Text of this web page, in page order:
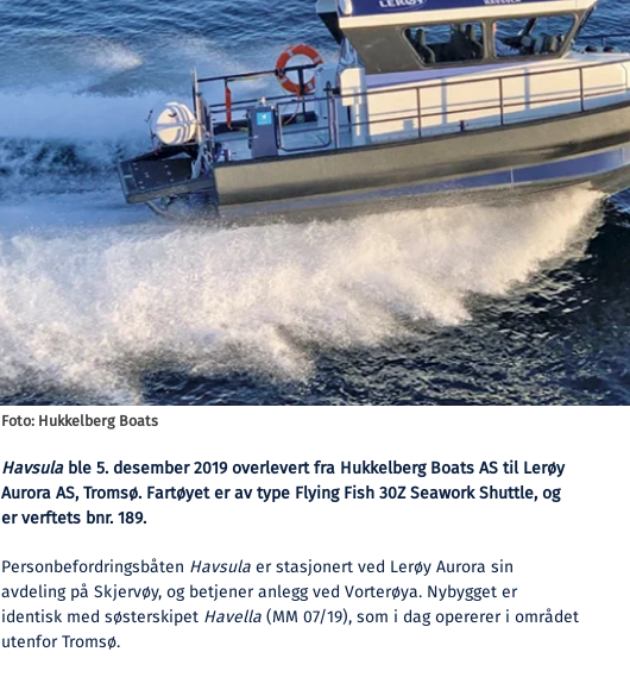
Foto: Hukkelberg Boats
Havsulable 5. desember 2019 overlevert fra Hukkelberg Boats AS til Lerøy
Aurora AS, Tromsø. Fartøyet er av type Flying Fish 30Z Seawork Shuttle, og
er verftets bnr. 189.
Personbefordringsbåten Havsulaer stasjonert ved Lerøy Aurora sin
avdeling på Skjervøy, og betjener anlegg ved Vorterøya. Nybygget er
identisk med søsterskipet Havella(MM 07/19), som i dag opererer i området
utenfor Tromsø.